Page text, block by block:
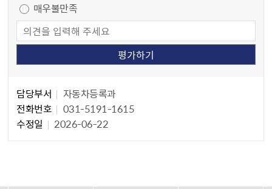
매우불만족
담당부서
자동차등록과
전화번호
031-5191-1615
수정일
2026-06-22